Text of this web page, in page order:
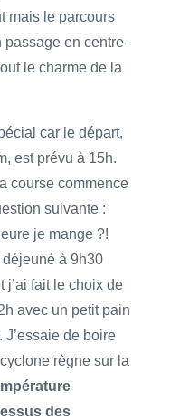
mais le parcours
passage en centre-
le charme de la
car le départ,
est prévu à 15h.
course commence
suivante :
je mange ?!
déjeuné à 9h30
fait le choix de
avec un petit pain
J’essaie de boire
règne sur la
des